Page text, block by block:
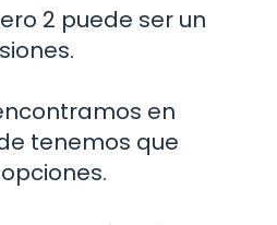
2 puede ser un
en
tenemos que